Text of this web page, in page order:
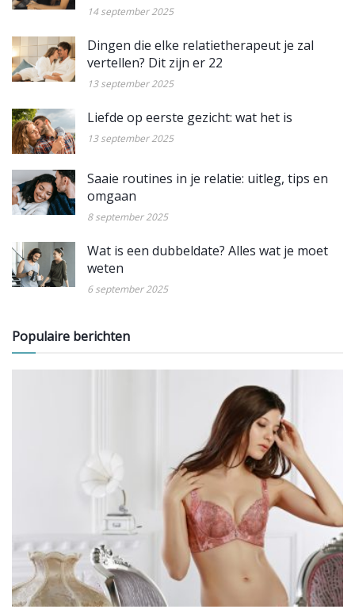
14 september 2025
Dingen die elke relatietherapeut je zal
vertellen? Dit zijn er 22
13 september 2025
Liefde op eerste gezicht: wat het is
13 september 2025
Saaie routines in je relatie: uitleg, tips en
omgaan
8 september 2025
Wat is een dubbeldate? Alles wat je moet
weten
6 september 2025
Populaire berichten